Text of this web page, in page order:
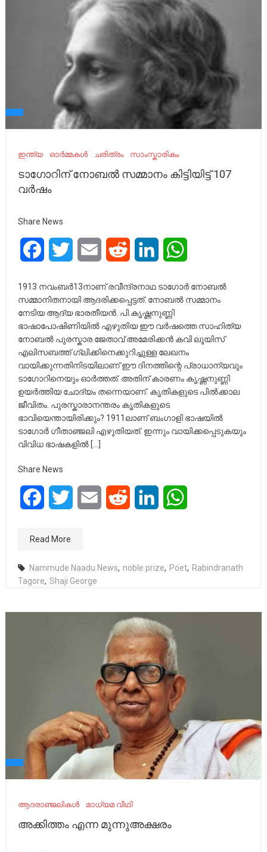
ഇന്ത്യ ഓർമ്മകൾ ചരിത്രം സാംസ്കാരികം
ടാഗോറിന് നോബൽ സമ്മാനം കിട്ടിയിട്ട് 107
വർഷം
Share News
FacebookTwitter Email Reddit LinkedIn
1913 നവംബർ13നാണ് രവീന്ദ്രനാഥ ടാഗോർ നോബൽ
സമ്മാനിതനായി ആദരിക്കപ്പെട്ടത്. നോബൽ സമ്മാനം
നേടിയ ആദ്യ ഭാരതീയൻ. പി.കൃഷ്ണനുണ്ണി
ഭാഷാപോഷിണിയിൽ എഴുതിയ ഈ വർഷത്തെ സാഹിത്യ
നോബൽ പുരസ്കാര ജേതാവ് അമേരിക്കൻ കവി ലൂയിസ്
എലിസബത്ത് ഗ്ലിക്കിനെക്കുറിച്ചുള്ള ലേഖനം
വായിക്കുന്നതിനിടയിലാണ് ഈ ദിനത്തിന്റെ പ്രാധാന്യവും
ടാഗോറിനെയും ഓർത്തത്. അതിന് കാരണം കൃഷ്ണനുണ്ണി
ഉയർത്തിയ ചോദ്യം തന്നെയാണ്. കൃതികളുടെ പിൽക്കാല
ജീവിതം. പുരസ്കാരാനന്തരം കൃതികളുടെ
ഭാവിയെന്തായിരിക്കും? 1911ലാണ് ബംഗാളി ഭാഷയിൽ
ടാഗോർ ഗീതാഞ്ജലി എഴുതിയത്. ഇന്നും വായിക്കപ്പെടുകയും
വിവിധ ഭാഷകളിൽ […]
Share News
FacebookTwitter Email Reddit LinkedIn
Read More
Nammude Naadu News, noble prize, Poet, Rabindranath
Tagore, Shaji George
ആദരാഞ്ജലികൾ മാധ്യമ വീഥി
അക്കിത്തം എന്ന മുന്നുഅക്ഷരം